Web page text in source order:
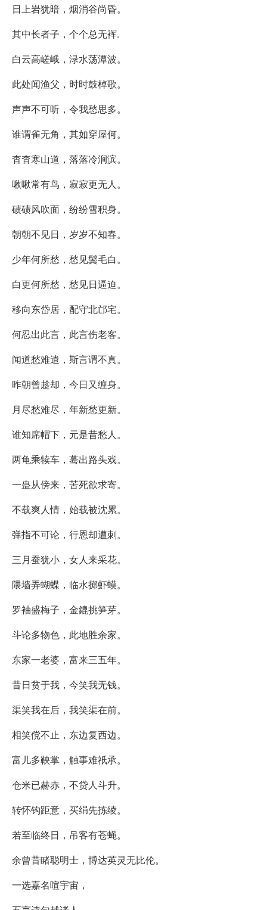
日上岩犹暗，烟消谷尚昏。
其中长者子，个个总无裈.
白云高嵯峨，渌水荡潭波。
此处闻渔父，时时鼓棹歌。
声声不可听，令我愁思多。
谁谓雀无角，其如穿屋何。
杳杳寒山道，落落冷涧滨。
啾啾常有鸟，寂寂更无人。
碛碛风吹面，纷纷雪积身。
朝朝不见日，岁岁不知春。
少年何所愁，愁见鬓毛白。
白更何所愁，愁见日逼迫。
移向东岱居，配守北邙宅。
何忍出此言，此言伤老客。
闻道愁难遣，斯言谓不真。
昨朝曾趁却，今日又缠身。
月尽愁难尽，年新愁更新。
谁知席帽下，元是昔愁人。
两龟乘犊车，蓦出路头戏。
一蛊从傍来，苦死欲求寄。
不载爽人情，始载被沈累。
弹指不可论，行恩却遭刺。
三月蚕犹小，女人来采花。
隈墙弄蝴蝶，临水掷虾蟆。
罗袖盛梅子，金鎞挑笋芽。
斗论多物色，此地胜余家。
东家一老婆，富来三五年。
昔日贫于我，今笑我无钱。
渠笑我在后，我笑渠在前。
相笑傥不止，东边复西边。
富儿多鞅掌，触事难祇承。
仓米已赫赤，不贷人斗升。
转怀钩距意，买绢先拣绫。
若至临终日，吊客有苍蝇。
余曾昔睹聪明士，博达英灵无比伦。
一选嘉名喧宇宙，